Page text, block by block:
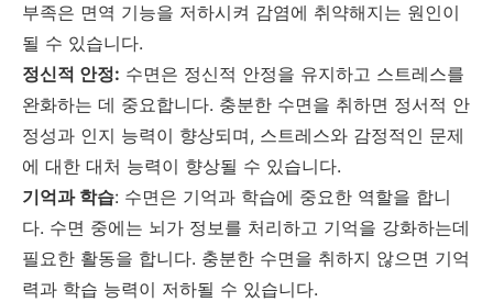
부족은 면역 기능을 저하시켜 감염에 취약해지는 원인이
될 수 있습니다.
정신적 안정: 수면은 정신적 안정을 유지하고 스트레스를
완화하는 데 중요합니다. 충분한 수면을 취하면 정서적 안
정성과 인지 능력이 향상되며, 스트레스와 감정적인 문제
에 대한 대처 능력이 향상될 수 있습니다.
기억과 학습: 수면은 기억과 학습에 중요한 역할을 합니
다. 수면 중에는 뇌가 정보를 처리하고 기억을 강화하는데
필요한 활동을 합니다. 충분한 수면을 취하지 않으면 기억
력과 학습 능력이 저하될 수 있습니다.